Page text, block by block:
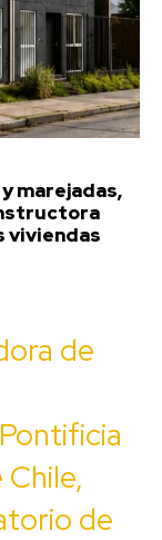
marejadas,
viviendas
de
de